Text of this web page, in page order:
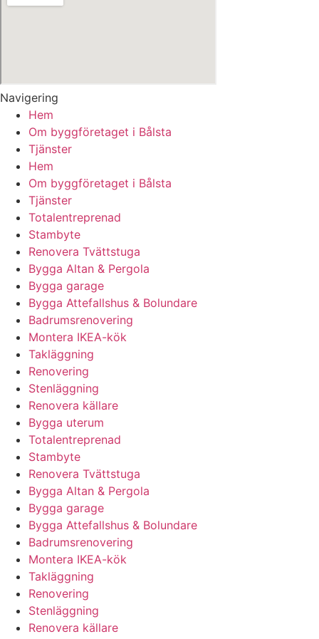
Navigering
Hem
Om byggföretaget i Bålsta
Tjänster
Hem
Om byggföretaget i Bålsta
Tjänster
Totalentreprenad
Stambyte
Renovera Tvättstuga
Bygga Altan & Pergola
Bygga garage
Bygga Attefallshus & Bolundare
Badrumsrenovering
Montera IKEA-kök
Takläggning
Renovering
Stenläggning
Renovera källare
Bygga uterum
Totalentreprenad
Stambyte
Renovera Tvättstuga
Bygga Altan & Pergola
Bygga garage
Bygga Attefallshus & Bolundare
Badrumsrenovering
Montera IKEA-kök
Takläggning
Renovering
Stenläggning
Renovera källare